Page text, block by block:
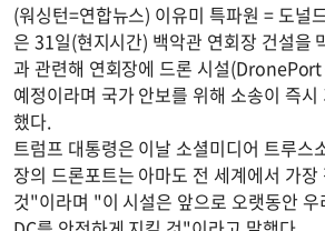
(워싱턴=연합뉴스) 이유미 특파원 = 도널
은 31일(현지시간) 백악관 연회장 건설을
과 관련해 연회장에 드론 시설
예정이라며 국가 안보를 위해 소송이 즉
했다.
트럼프 대통령은 이날 소셜미디어 트루스
장의 드론포트는 아마도 전 세계에서 가장
것"이라며 "이 시설은 앞으로 오랫동안 우